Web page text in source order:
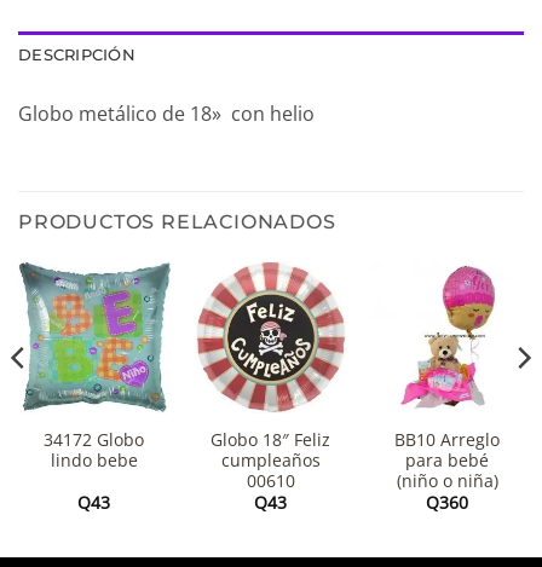
DESCRIPCIÓN
Globo metálico de 18» con helio
PRODUCTOS RELACIONADOS
34172 Globo
lindo bebe
Q43
Globo 18″ Feliz
cumpleaños
00610
Q43
BB10 Arreglo
para bebé
(niño o niña)
Q360